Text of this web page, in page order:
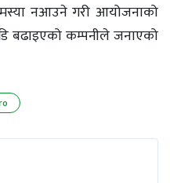
नआउने गरी आयोजनाको
बढाइएको कम्पनीले जनाएको